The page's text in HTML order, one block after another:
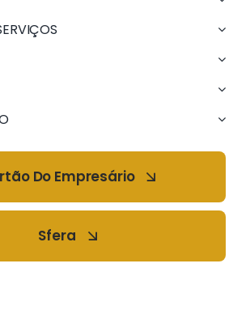
Do Empresário
Sfera